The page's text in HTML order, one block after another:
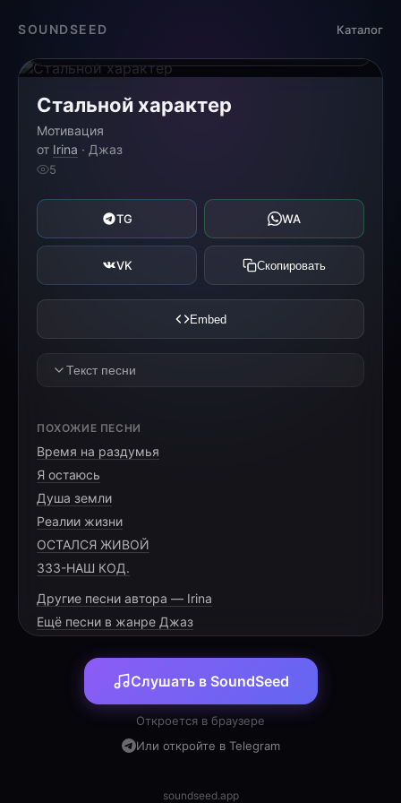
SOUNDSEED Каталог
Стальной характер
Мотивация
от Irina · Джаз
5
TG WA
VK Скопировать
Embed
Текст песни
Утро за сводками новостей,
В планах — тяжёлая сталь идей.
Всё, что обещано — будет в срок,
[PRE-CHORUS]
Лень и безделье — пустой балласт,
Тот, кто работает, не отдаст
Честным трудом обретённый вес,
ПОХОЖИЕ ПЕСНИ
Время на раздумья
Я остаюсь
Душа земли
Реалии жизни
ОСТАЛСЯ ЖИВОЙ
333-НАШ КОД.
Другие песни автора — Irina
Ещё песни в жанре Джаз
Слушать в SoundSeed
Откроется в браузере
Или откройте в Telegram
soundseed.app